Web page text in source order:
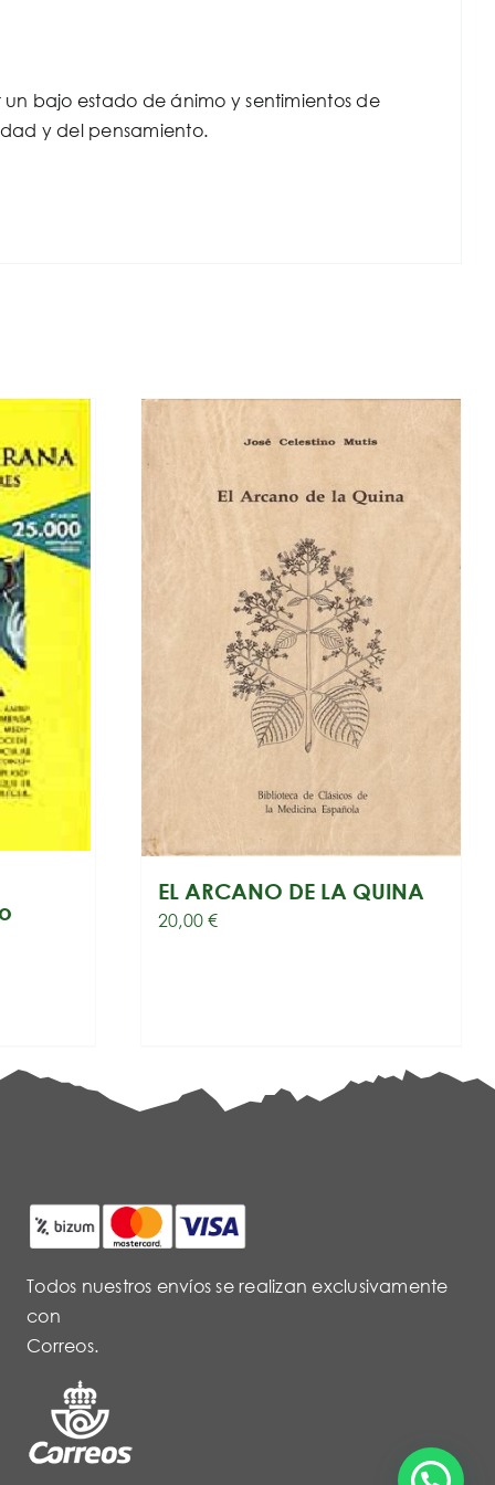
bajo estado de ánimo y sentimientos de
y del pensamiento.
EL ARCANO DE LA QUINA
20,00€
Todos nuestros envíos se realizan exclusivamente
con
Correos.